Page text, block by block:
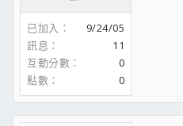
已加入
9/24/05
訊息
11
互動分數
0
點數
0